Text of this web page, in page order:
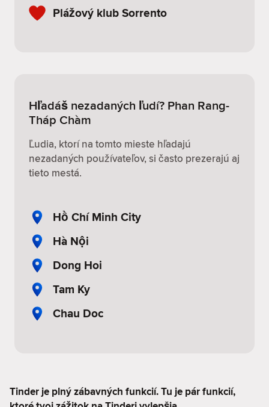
Plážový klub Sorrento
Hľadáš nezadaných ľudí? Phan Rang-
Tháp Chàm
Ľudia, ktorí na tomto mieste hľadajú
nezadaných používateľov, si často prezerajú aj
tieto mestá.
Hồ Chí Minh City
Hà Nội
Dong Hoi
Tam Ky
Chau Doc
Tinder je plný zábavných funkcií. Tu je pár funkcií,